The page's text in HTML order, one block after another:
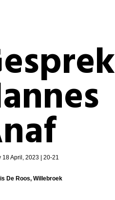
18 April, 2023 | 20-21
De Roos, Willebroek